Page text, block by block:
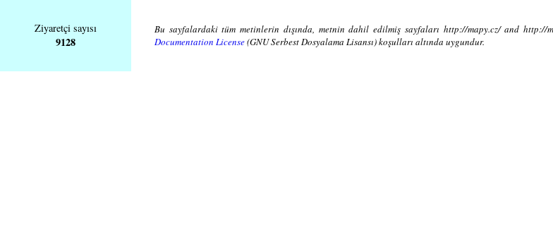
Ziyaretçi sayısı
9128
Bu sayfalardaki tüm metinlerin dışında, metnin dahil edilmiş sayfaları http://mapy.cz/ and http://
Documentation License(GNU Serbest Dosyalama Lisansı) koşulları altında uygundur.